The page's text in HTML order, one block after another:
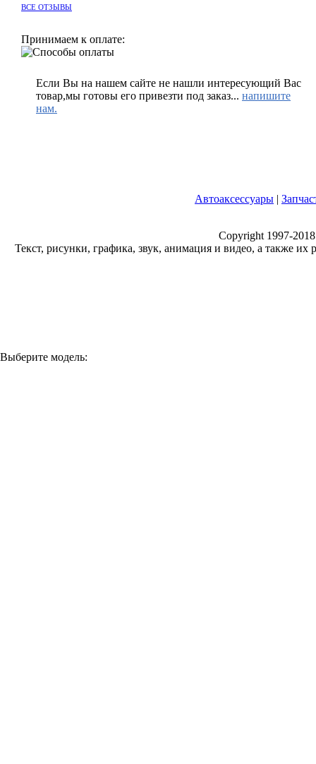
ВСЕ ОТЗЫВЫ
Принимаем к оплате:
Если Вы на нашем сайте не нашли интересующий Вас
товар,мы готовы его привезти под заказ... напишите
нам.
Автоаксессуары |
Copyright 1997-
Текст, рисунки, графика, звук, анимация и видео, а также их
Выберите модель: